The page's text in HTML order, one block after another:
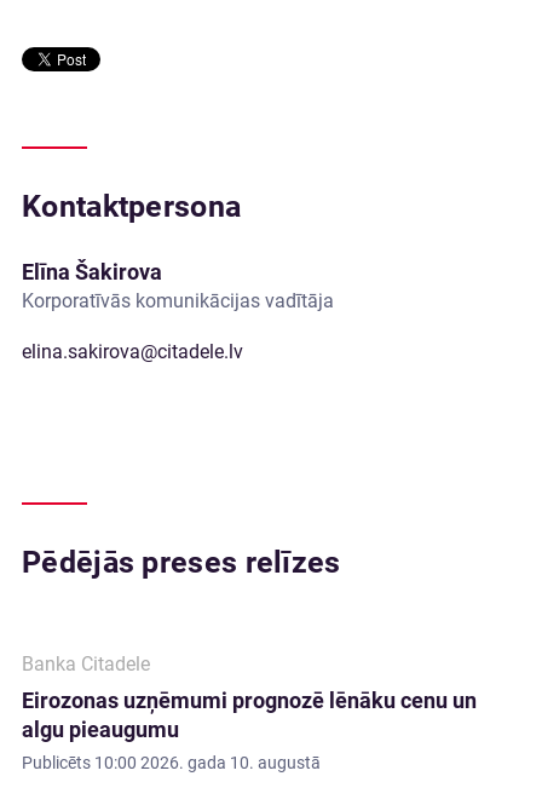
Kontaktpersona
Elīna Šakirova
Korporatīvās komunikācijas vadītāja
elina.sakirova@citadele.lv
Pēdējās preses relīzes
Banka Citadele
Eirozonas uzņēmumi prognozē lēnāku cenu un
algu pieaugumu
Publicēts 10:00 2026. gada 10. augustā